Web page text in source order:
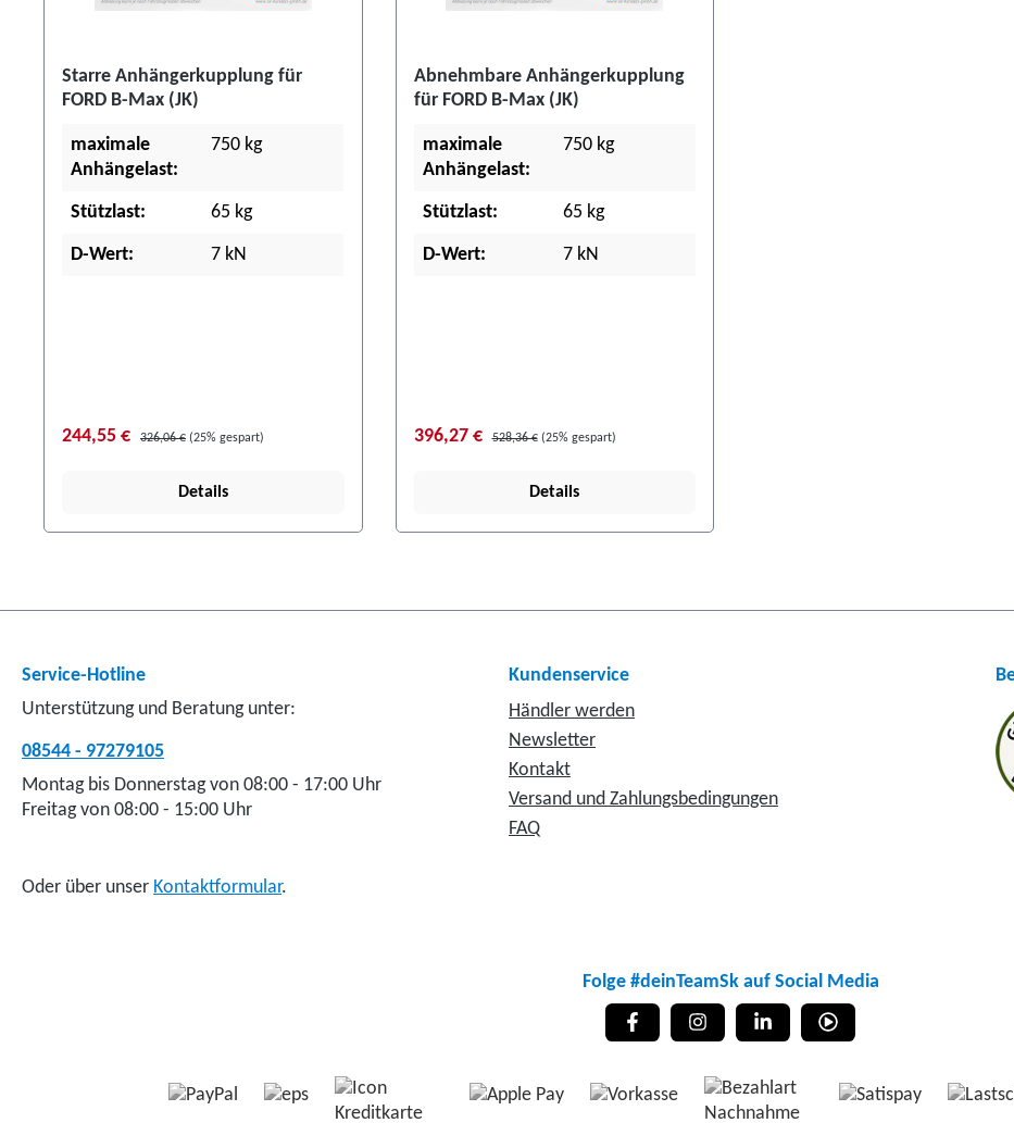
Starre Anhängerkupplung für
FORD B-Max (JK)
maximale
Anhängelast:
750 kg
Stützlast: 65 kg
D-Wert: 7 kN
244,55 € 326,06 € (25% gespart)
Details
Abnehmbare Anhängerkupplung
für FORD B-Max (JK)
maximale
Anhängelast:
750 kg
Stützlast: 65 kg
D-Wert: 7 kN
396,27 € 528,36 € (25% gespart)
Details
Service-Hotline
Unterstützung und Beratung unter:
08544 - 97279105
Montag bis Donnerstag von 08:00 - 17:00 Uhr
Freitag von 08:00 - 15:00 Uhr
Oder über unser Kontaktformular.
Kundenservice
Händler werden
Newsletter
Kontakt
Versand und Zahlungsbedingungen
FAQ
Folge #deinTeamSk auf Social Media